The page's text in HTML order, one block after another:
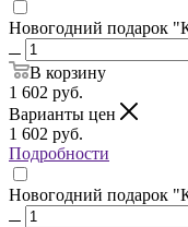
Новогодний подарок
В корзину
1 602 руб.
Варианты цен
1 602 руб.
Подробности
Новогодний подарок